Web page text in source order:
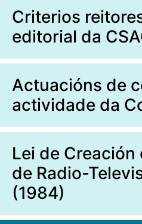
Criterios
editorial da
Actuacións de
actividade da
Lei de Creación
de Radio-
(1984)